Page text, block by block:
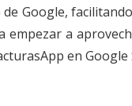
Google,
empezar a
en Google